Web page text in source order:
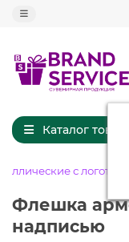
Каталог
с
Флешка
надписью